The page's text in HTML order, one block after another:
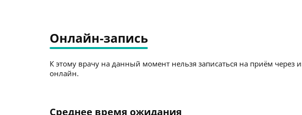
Онлайн-запись
К этому врачу на данный момент нельзя записаться на приём через
онлайн.
Среднее время ожидания